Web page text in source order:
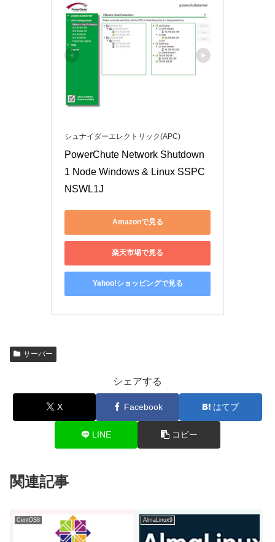
シュナイダーエレクトリック(APC)
PowerChute Network Shutdown
1 Node Windows & Linux SSPC
NSWL1J
Amazonで見る
楽天市場で見る
Yahoo!ショッピングで見る
サーバー
シェアする
X Facebook はてブ
LINE コピー
関連記事
CentOS8 AlmaLinux9